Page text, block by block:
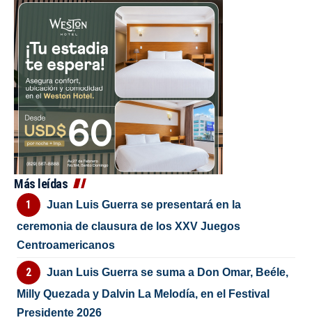
Más leídas
Juan Luis Guerra se presentará en la
ceremonia de clausura de los XXV Juegos
Centroamericanos
Juan Luis Guerra se suma a Don Omar, Beéle,
Milly Quezada y Dalvin La Melodía, en el Festival
Presidente 2026